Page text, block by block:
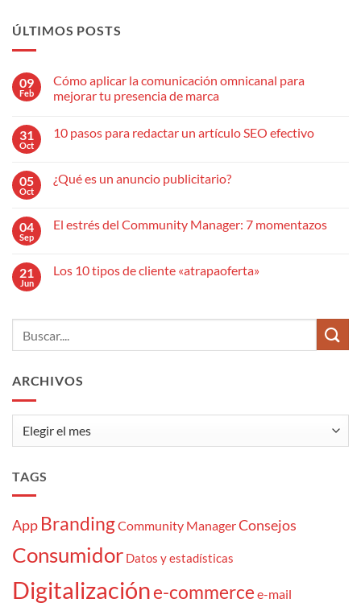
ÚLTIMOS POSTS
09
Feb
Cómo aplicar la comunicación omnicanal para
mejorar tu presencia de marca
comentarios
comunicación
tu
31
Oct
10 pasos para redactar un artículo SEO efectivo
en
redactar
un
05
Oct
¿Qué es un anuncio publicitario?
en
anuncio
publicitario?
04
Sep
El estrés del Community Manager: 7 momentazos
en
7
21
Jun
Los 10 tipos de cliente «atrapaoferta»
en
10
tipos
«atrapaoferta»
ARCHIVOS
TAGS
App BrandingCommunity ManagerConsejos
Consumidor Datos y estadísticas
Digitalizacióne-commerce e-mail